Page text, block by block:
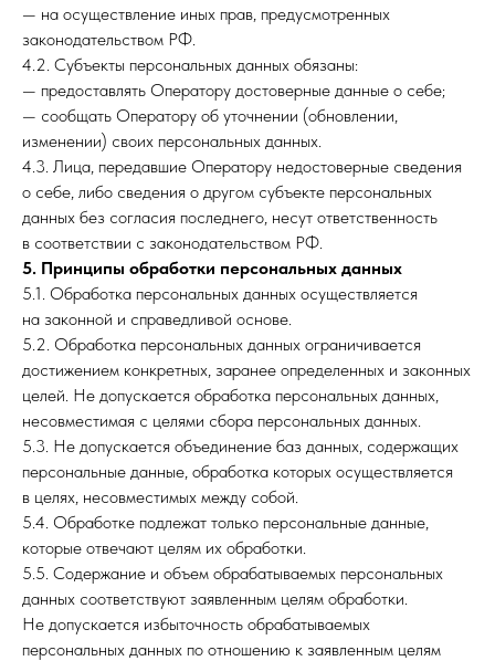
— на осуществление иных прав, предусмотренных
законодательством РФ.
4.2. Субъекты персональных данных обязаны:
— предоставлять Оператору достоверные данные о себе;
— сообщать Оператору об уточнении (обновлении,
изменении) своих персональных данных.
4.3. Лица, передавшие Оператору недостоверные сведения
о себе, либо сведения о другом субъекте персональных
данных без согласия последнего, несут ответственность
в соответствии с законодательством РФ.
5. Принципы обработки персональных данных
5.1. Обработка персональных данных осуществляется
на законной и справедливой основе.
5.2. Обработка персональных данных ограничивается
достижением конкретных, заранее определенных и законных
целей. Не допускается обработка персональных данных,
несовместимая с целями сбора персональных данных.
5.3. Не допускается объединение баз данных, содержащих
персональные данные, обработка которых осуществляется
в целях, несовместимых между собой.
5.4. Обработке подлежат только персональные данные,
которые отвечают целям их обработки.
5.5. Содержание и объем обрабатываемых персональных
данных соответствуют заявленным целям обработки.
Не допускается избыточность обрабатываемых
персональных данных по отношению к заявленным целям